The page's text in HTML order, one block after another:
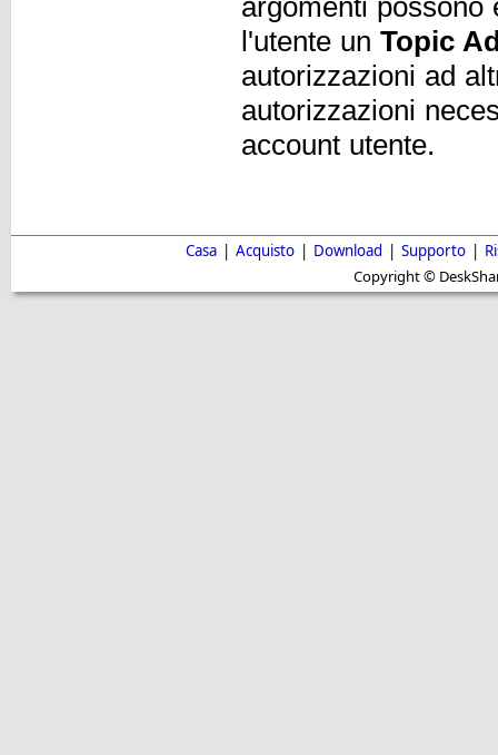
argomenti
l'utente un Topic
autorizzazioni ad
autorizzazioni
account utente.
Casa | Acquisto | Download | Supporto |
Copyright ©